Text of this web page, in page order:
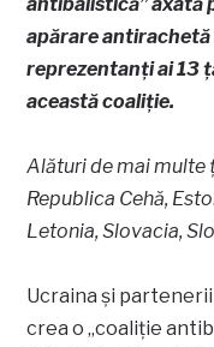
apărare antirachetă
reprezentanți ai 13
această coaliție.
Alături de mai multe
Republica Cehă,
Letonia, Slovacia,
Ucraina și partenerii
crea o „coaliție